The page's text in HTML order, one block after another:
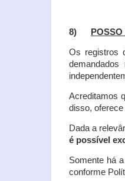
8)
Os registros
Acreditamos
disso,
Dada a
é possível
Somente há
conforme